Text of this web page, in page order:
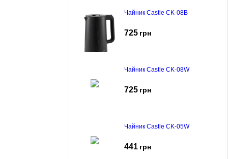
Чайник Castle CK-08B
725 грн
Чайник Castle CK-08W
725 грн
Чайник Castle CK-05W
441 грн